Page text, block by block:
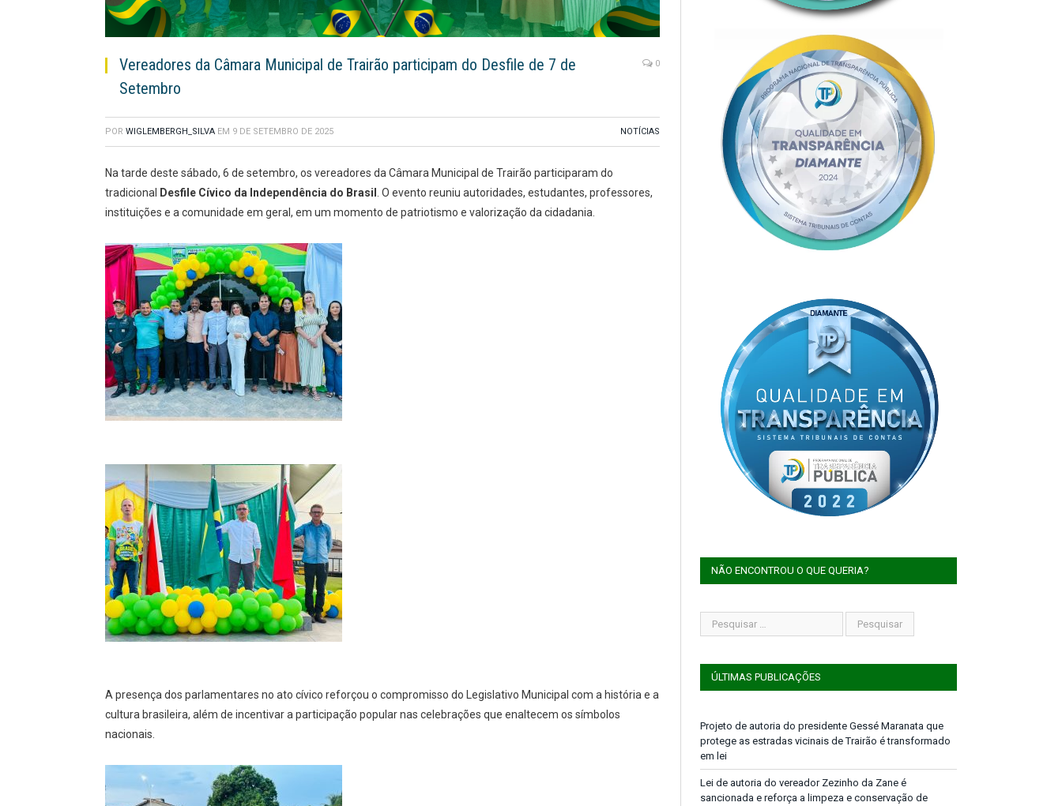
Vereadores da Câmara Municipal de Trairão participam do Desfile de 7 de
Setembro
0
POR WIGLEMBERGH_SILVA EM 9 DE SETEMBRO DE 2025 NOTÍCIAS
Na tarde deste sábado, 6 de setembro, os vereadores da Câmara Municipal de Trairão participaram do
tradicional
Desfile Cívico da Independência do Brasil
. O evento reuniu autoridades, estudantes, professores,
instituições e a comunidade em geral, em um momento de patriotismo e valorização da cidadania.
A presença dos parlamentares no ato cívico reforçou o compromisso do Legislativo Municipal com a história e a
cultura brasileira, além de incentivar a participação popular nas celebrações que enaltecem os símbolos
nacionais.
NÃO ENCONTROU O QUE QUERIA?
ÚLTIMAS PUBLICAÇÕES
Projeto de autoria do presidente Gessé Maranata que
protege as estradas vicinais de Trairão é transformado
em lei
Lei de autoria do vereador Zezinho da Zane é
sancionada e reforça a limpeza e conservação de